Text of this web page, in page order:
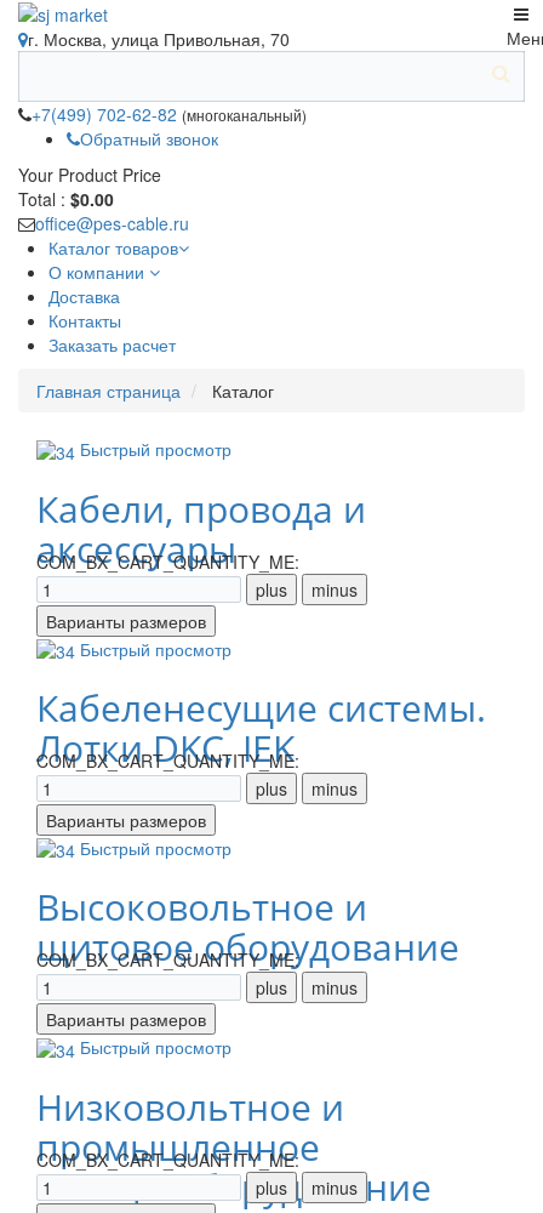
г. Москва, улица Привольная, 70
+7(499) 702-62-82 (многоканальный)
Обратный звонок
Your Product Price
Total : $0.00
office@pes-cable.ru
Каталог товаров
О компании
Доставка
Контакты
Заказать расчет
Главная страница Каталог
Быстрый просмотр
Кабели, провода и
аксессуары
COM_BX_CART_QUANTITY_ME:
Быстрый просмотр
Кабеленесущие системы.
Лотки DKC, IEK
COM_BX_CART_QUANTITY_ME:
Быстрый просмотр
Высоковольтное и
щитовое оборудование
COM_BX_CART_QUANTITY_ME:
Быстрый просмотр
Низковольтное и
промышленное
электрооборудование
COM_BX_CART_QUANTITY_ME: